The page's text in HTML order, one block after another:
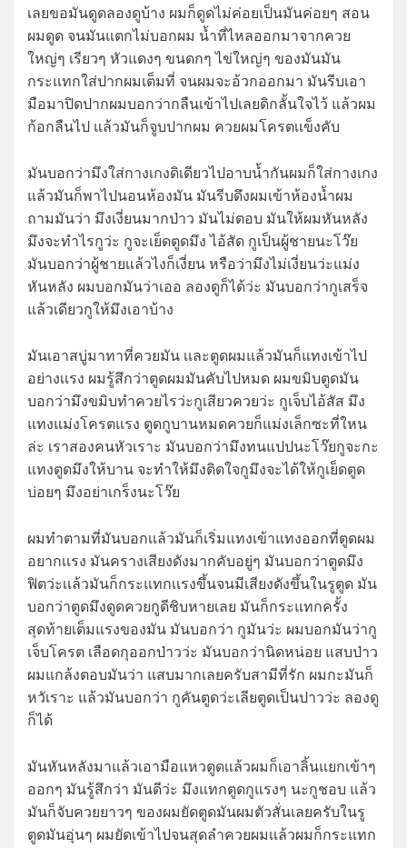
เลยขอมันดูดลองดูบ้าง ผมก็ดูดไม่ค่อยเป็นมันค่อยๆ สอน
ผมดูด จนมันแตกไม่บอกผม น้ำที่ไหลออกมาจากควย
ใหญ่ๆ เรียวๆ หัวแดงๆ ขนดกๆ ไข่ใหญ่ๆ ของมันมัน
กระแทกใส่ปากผมเต็มที่ จนผมจะอ้วกออกมา มันรีบเอา
มือมาปิดปากผมบอกว่ากลืนเข้าไปเลยดิกลั้นใจไว้ แล้วผม
ก้อกลืนไป เเล้วมันก็จูบปากผม ควยผมโครตเเข็งคับ
มันบอกว่ามึงใส่กางเกงดิเดียวไปอาบน้ำกันผมก็ใส่กางเกง
แล้วมันก็พาไปนอนห้องมัน มันรีบดึงผมเข้าห้องน้ำผม
ถามมันว่า มึงเงี่ยนมากป่าว มันไม่ตอบ มันให้ผมหันหลัง
มึงจะทำไรกูว่ะ กูจะเย็ดตูดมึง ไอ้สัด กูเป็นผู้ชายนะโว๊ย
มันบอกว่าผู้ชายเเล้วไงก็เงี่ยน หรือว่ามึงไม่เงี่ยนว่ะแม่ง
หันหลัง ผมบอกมันว่าเออ ลองดูก็ได้ว่ะ มันบอกว่ากูเสร็จ
แล้วเดียวกูให้มึงเอาบ้าง
มันเอาสบู่มาทาที่ควยมัน เเละตูดผมแล้วมันก็แทงเข้าไป
อย่างเเรง ผมรู้สึกว่าตูดผมมันคับไปหมด ผมขมิบตูดมัน
บอกว่ามึงขมิบทำควยไรว่ะกูเสียวควยว่ะ กูเจ็บไอ้สัส มึง
แทงแม่งโครตแรง ตูดกูบานหมดควยก็แม่งเล็กซะที่ใหน
ล่ะ เราสองคนหัวเราะ มันบอกว่ามึงทนแปปนะโว๊ยกูจะกะ
แทงตูดมึงให้บาน จะทำให้มึงติดใจกูมึงจะได้ให้กูเย็ดตูด
บ่อยๆ มึงอย่าเกร็งนะโว๊ย
ผมทำตามที่มันบอกเเล้วมันก็เริ่มแทงเข้าแทงออกที่ตูดผม
อยากเเรง มันครางเสียงดังมากคับอยู่ๆ มันบอกว่าตูดมึง
ฟิตว่ะเเล้วมันก็กระแทกเเรงขึ้นจนมีเสียงดังขึ้นในรูตูด มัน
บอกว่าตูดมึงดูดควยกูดีชิบหายเลย มันก็กระแทกครั้ง
สุดท้ายเต็มแรงของมัน มันบอกว่า กูมันว่ะ ผมบอกมันว่ากู
เจ็บโครต เลือดกุออกป่าวว่ะ มันบอกว่านิดหน่อย แสบป่าว
ผมแกล้งตอบมันว่า แสบมากเลยครับสามีที่รัก ผมกะมันก็
หวัเราะ แล้วมันบอกว่า กูคันตูดว่ะเลียตูดเป็นปาวว่ะ ลองดู
ก็ได้
มันหันหลังมาแล้วเอามือแหวตูดเเล้วผมก็เอาลิ้นแยกเข้าๆ
ออกๆ มันรู้สึกว่า มันดีว่ะ มึงแทกตูดกูแรงๆ นะกูชอบ แล้ว
มันก็จับควยยาวๆ ของผมยัดตูดมันผมตัวสั่นเลยครับในรู
ตูดมันอุ่นๆ ผมยัดเข้าไปจนสุดลำควยผมเเล้วผมก็กระแทก